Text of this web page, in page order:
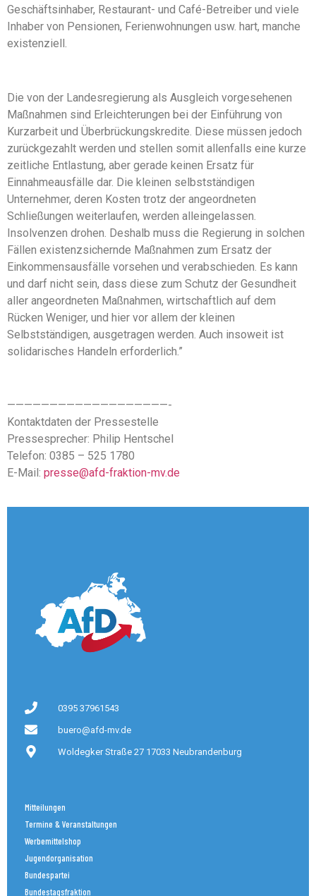
Geschäftsinhaber, Restaurant- und Café-Betreiber und viele
Inhaber von Pensionen, Ferienwohnungen usw. hart, manche
existenziell.
Die von der Landesregierung als Ausgleich vorgesehenen
Maßnahmen sind Erleichterungen bei der Einführung von
Kurzarbeit und Überbrückungskredite. Diese müssen jedoch
zurückgezahlt werden und stellen somit allenfalls eine kurze
zeitliche Entlastung, aber gerade keinen Ersatz für
Einnahmeausfälle dar. Die kleinen selbstständigen
Unternehmer, deren Kosten trotz der angeordneten
Schließungen weiterlaufen, werden alleingelassen.
Insolvenzen drohen. Deshalb muss die Regierung in solchen
Fällen existenzsichernde Maßnahmen zum Ersatz der
Einkommensausfälle vorsehen und verabschieden. Es kann
und darf nicht sein, dass diese zum Schutz der Gesundheit
aller angeordneten Maßnahmen, wirtschaftlich auf dem
Rücken Weniger, und hier vor allem der kleinen
Selbstständigen, ausgetragen werden. Auch insoweit ist
solidarisches Handeln erforderlich.”
———————————————————-
Kontaktdaten der Pressestelle
Pressesprecher: Philip Hentschel
Telefon: 0385 – 525 1780
E-Mail: presse@afd-fraktion-mv.de
0395 37961543
buero@afd-mv.de
Woldegker Straße 27 17033 Neubrandenburg
Mitteilungen
Termine & Veranstaltungen
Werbemittelshop
Jugendorganisation
Bundespartei
Bundestagsfraktion